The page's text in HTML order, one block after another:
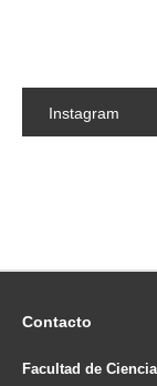
Instagram
Contacto
Facultad de